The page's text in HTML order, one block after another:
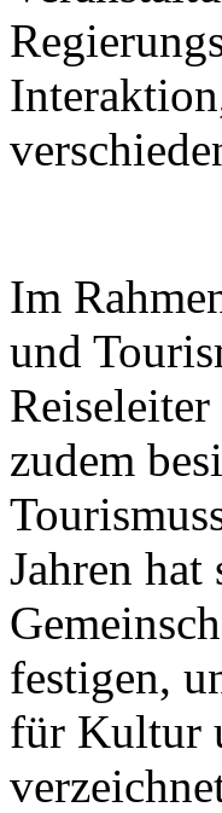
Im
und
zudem
Jahren
festigen,
für Kultur